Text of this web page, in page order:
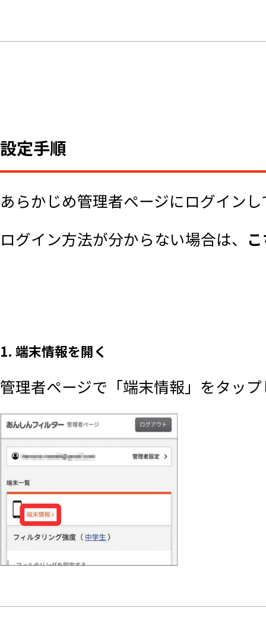
設定手順
あらかじめ管理者ページにログイン
ログイン方法が分からない場合は、
1. 端末情報を開く
管理者ページで「端末情報」をタップ